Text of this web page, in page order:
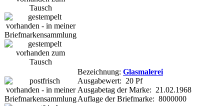
Bezeichnung: Glasmalerei
Ausgabewert: 20 Pf
Ausgabetag der Marke: 21.02.1968
Auflage der Briefmarke: 8000000